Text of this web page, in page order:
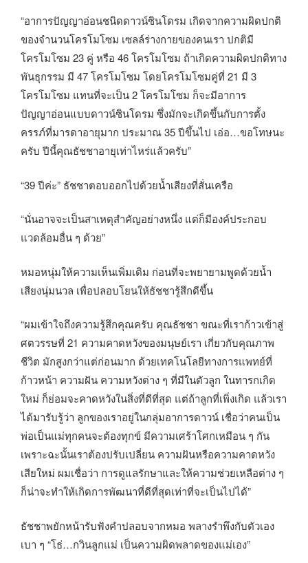
“อาการปัญญาอ่อนชนิดดาวน์ซินโดรม เกิดจากความผิดปกติ
ของจำนวนโครโมโซม เซลล์ร่างกายของคนเรา ปกติมี
โครโมโซม 23 คู่ หรือ 46 โครโมโซม ถ้าเกิดความผิดปกติทาง
พันธุกรรม มี 47 โครโมโซม โดยโครโมโซมคู่ที่ 21 มี 3
โครโมโซม แทนที่จะเป็น 2 โครโมโซม ก็จะมีอาการ
ปัญญาอ่อนแบบดาวน์ซินโดรม ซึ่งมักจะเกิดขึ้นกับการตั้ง
ครรภ์ที่มารดาอายุมาก ประมาณ 35 ปีขึ้นไป เอ่อ…ขอโทษนะ
ครับ ปีนี้คุณธัชชาอายุเท่าไหร่แล้วครับ”
“39 ปีค่ะ” ธัชชาตอบออกไปด้วยน้ำเสียงที่สั่นเครือ
“นั่นอาจจะเป็นสาเหตุสำคัญอย่างหนึ่ง แต่ก็มีองค์ประกอบ
แวดล้อมอื่น ๆ ด้วย”
หมอหนุ่มให้ความเห็นเพิ่มเติม ก่อนที่จะพยายามพูดด้วยน้ำ
เสียงนุ่มนวล เพื่อปลอบโยนให้ธัชชารู้สึกดีขึ้น
“ผมเข้าใจถึงความรู้สึกคุณครับ คุณธัชชา ขณะที่เราก้าวเข้าสู่
ศตวรรษที่ 21 ความคาดหวังของมนุษย์เรา เกี่ยวกับคุณภาพ
ชีวิต มักสูงกว่าแต่ก่อนมาก ด้วยเทคโนโลยีทางการแพทย์ที่
ก้าวหน้า ความฝัน ความหวังต่าง ๆ ที่มีในตัวลูก ในทารกเกิด
ใหม่ ก็ย่อมจะคาดหวังในสิ่งที่ดีที่สุด แต่ถ้าลูกที่เพิ่งเกิด แล้วเรา
ได้มารับรู้ว่า ลูกของเราอยู่ในกลุ่มอาการดาวน์ เชื่อว่าคนเป็น
พ่อเป็นแม่ทุกคนจะต้องทุกข์ มีความเศร้าโศกเหมือน ๆ กัน
เพราะฉะนั้นเราต้องปรับเปลี่ยน ความฝันหรือความคาดหวัง
เสียใหม่ ผมเชื่อว่า การดูแลรักษาและให้ความช่วยเหลือต่าง ๆ
ก็น่าจะทำให้เกิดการพัฒนาที่ดีที่สุดเท่าที่จะเป็นไปได้”
ธัชชาพยักหน้ารับฟังคำปลอบจากหมอ พลางรำพึงกับตัวเอง
เบา ๆ “โธ่…กวินลูกแม่ เป็นความผิดพลาดของแม่เอง”